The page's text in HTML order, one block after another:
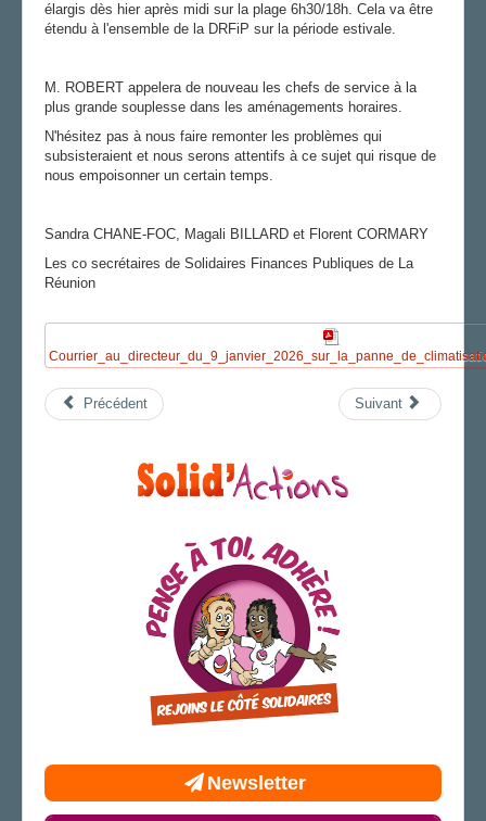
élargis dès hier après midi sur la plage 6h30/18h. Cela va être
étendu à l'ensemble de la DRFiP sur la période estivale.
M. ROBERT appelera de nouveau les chefs de service à la
plus grande souplesse dans les aménagements horaires.
N'hésitez pas à nous faire remonter les problèmes qui
subsisteraient et nous serons attentifs à ce sujet qui risque de
nous empoisonner un certain temps.
Sandra CHANE-FOC, Magali BILLARD et Florent CORMARY
Les co secrétaires de Solidaires Finances Publiques de La
Réunion
Précédent Suivant
Newsletter